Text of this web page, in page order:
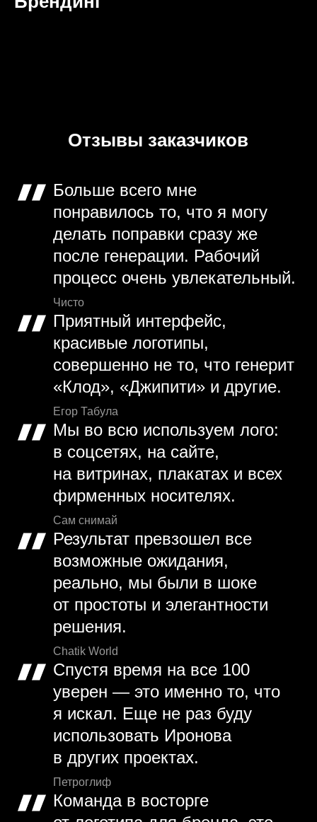
Отзывы заказчиков
Больше всего мне
понравилось то, что я могу
делать поправки сразу же
после генерации. Рабочий
процесс очень увлекательный.
Чисто
Приятный интерфейс,
красивые логотипы,
совершенно не то, что генерит
«Клод», «Джипити» и другие.
Егор Табула
Мы во всю используем лого:
в соцсетях, на сайте,
на витринах, плакатах и всех
фирменных носителях.
Сам снимай
Результат превзошел все
возможные ожидания,
реально, мы были в шоке
от простоты и элегантности
решения.
Chatik World
Спустя время на все 100
уверен — это именно то, что
я искал. Еще не раз буду
использовать Иронова
в других проектах.
Петроглиф
Команда в восторге